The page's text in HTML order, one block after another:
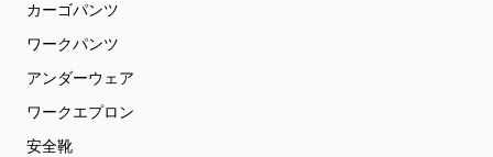
カーゴパンツ
ワークパンツ
アンダーウェア
ワークエプロン
安全靴